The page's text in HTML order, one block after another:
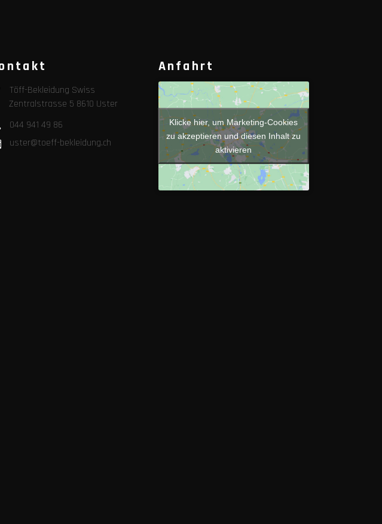
Töff-Bekleidung Swiss
Zentralstrasse 5 8610 Uster
044 941 49 86
uster@toeff-bekleidung.ch
Anfahrt
Klicke hier, um Marketing-Cookies
zu akzeptieren und diesen Inhalt zu
aktivieren